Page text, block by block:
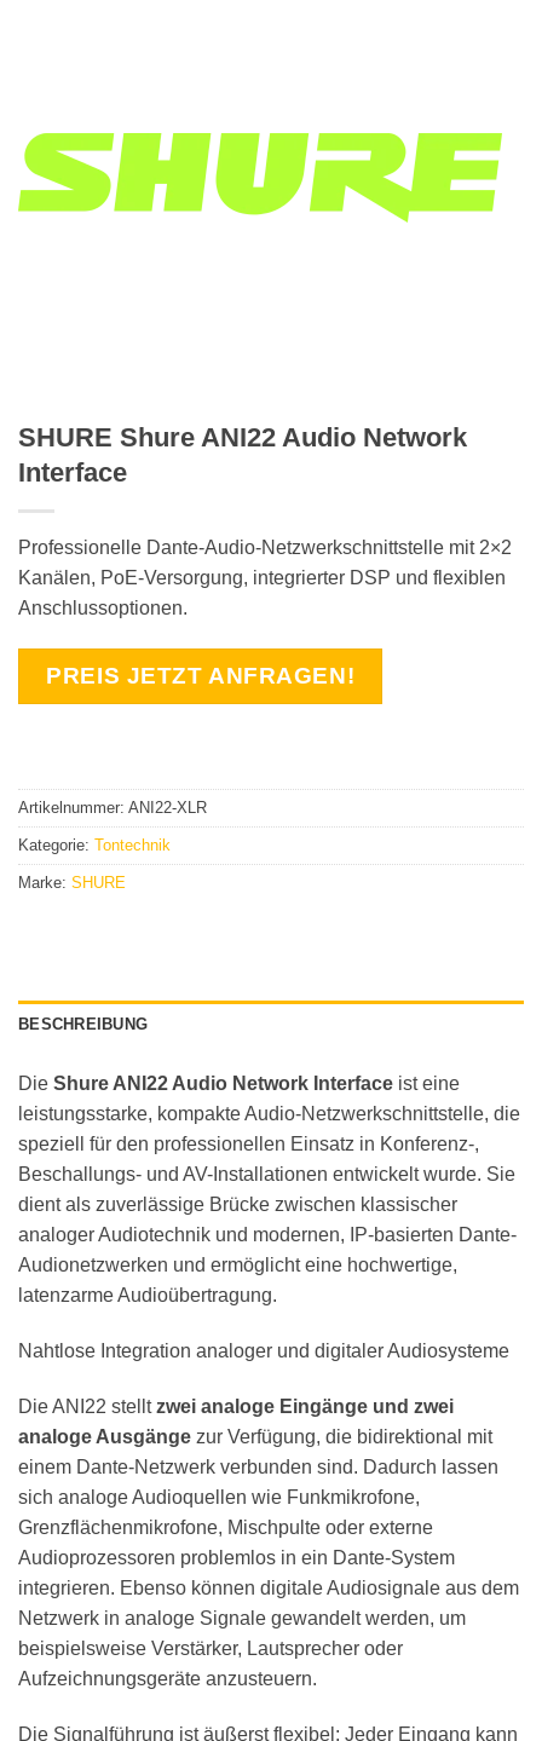
SHURE Shure ANI22 Audio Network
Interface
Professionelle Dante-Audio-Netzwerkschnittstelle mit 2×2
Kanälen, PoE-Versorgung, integrierter DSP und flexiblen
Anschlussoptionen.
PREIS JETZT ANFRAGEN!
Artikelnummer: ANI22-XLR
Kategorie: Tontechnik
Marke: SHURE
BESCHREIBUNG
Die Shure ANI22 Audio Network Interface ist eine
leistungsstarke, kompakte Audio-Netzwerkschnittstelle, die
speziell für den professionellen Einsatz in Konferenz-,
Beschallungs- und AV-Installationen entwickelt wurde. Sie
dient als zuverlässige Brücke zwischen klassischer
analoger Audiotechnik und modernen, IP-basierten Dante-
Audionetzwerken und ermöglicht eine hochwertige,
latenzarme Audioübertragung.
Nahtlose Integration analoger und digitaler Audiosysteme
Die ANI22 stelltzwei analoge Eingänge und zwei
analoge Ausgänge zur Verfügung, die bidirektional mit
einem Dante-Netzwerk verbunden sind. Dadurch lassen
sich analoge Audioquellen wie Funkmikrofone,
Grenzflächenmikrofone, Mischpulte oder externe
Audioprozessoren problemlos in ein Dante-System
integrieren. Ebenso können digitale Audiosignale aus dem
Netzwerk in analoge Signale gewandelt werden, um
beispielsweise Verstärker, Lautsprecher oder
Aufzeichnungsgeräte anzusteuern.
Die Signalführung ist äußerst flexibel: Jeder Eingang kann